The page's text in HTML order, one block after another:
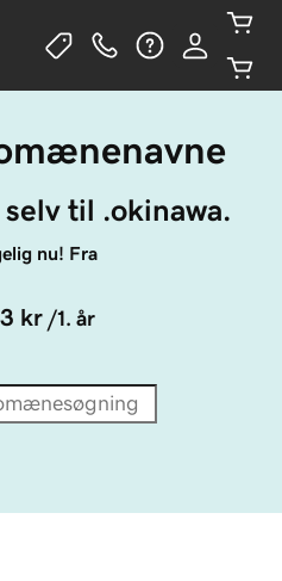
til .okinawa.
nu! Fra
kr /1. år